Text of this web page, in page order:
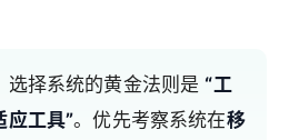
选择系统的黄金法则是 “工
应工具”。优先考察系统在移